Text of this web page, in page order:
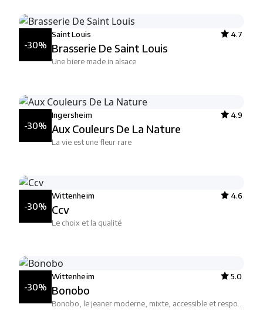
-30%
Saint Louis 4.7
Brasserie De Saint Louis
Une biere made in alsace
-30%
Ingersheim 4.9
Aux Couleurs De La Nature
La vie est une fleur rare
-30%
Wittenheim 4.6
Ccv
Le choix et la qualité
-30%
Wittenheim 5.0
Bonobo